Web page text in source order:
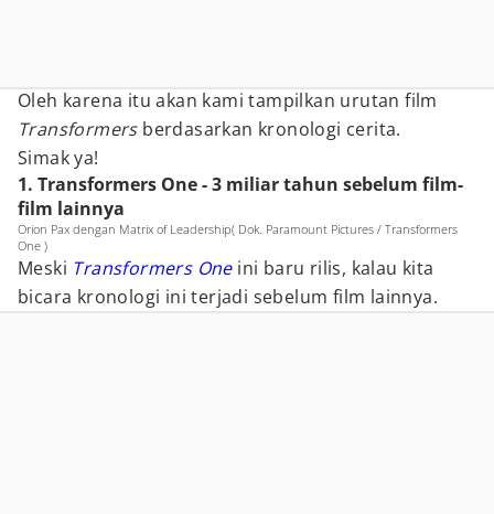
Oleh karena itu akan kami tampilkan urutan film
Transformersberdasarkan kronologi cerita.
Simak ya!
1. Transformers One - 3 miliar tahun sebelum film-
film lainnya
Orion Pax dengan Matrix of Leadership( Dok. Paramount Pictures / Transformers
One )
Meski Transformers One ini baru rilis, kalau kita
bicara kronologi ini terjadi sebelum film lainnya.